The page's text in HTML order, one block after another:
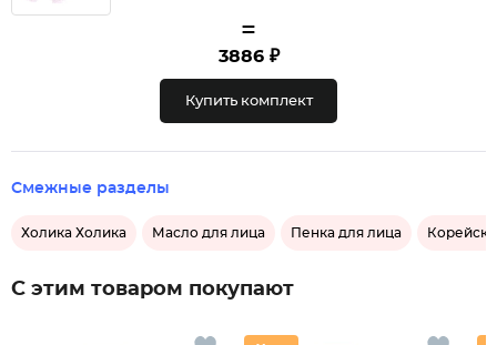
=
3886 ₽
Купить комплект
Смежные разделы
Холика Холика Масло для лица Пенка для лица
С этим товаром покупают